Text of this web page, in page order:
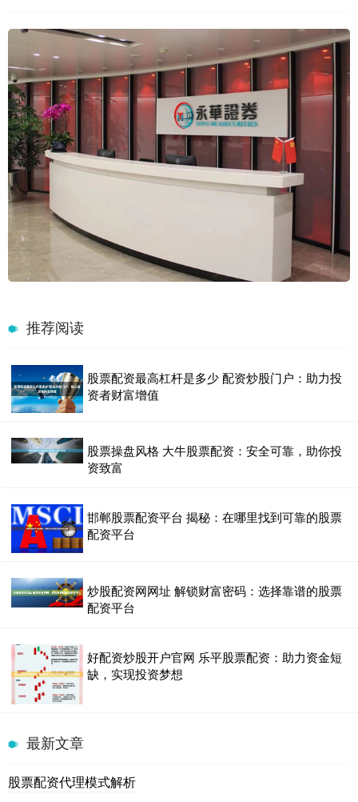
推荐阅读
股票配资最高杠杆是多少 配资炒股门户：助力投
资者财富增值
股票操盘风格 大牛股票配资：安全可靠，助你投
资致富
邯郸股票配资平台 揭秘：在哪里找到可靠的股票
配资平台
炒股配资网网址 解锁财富密码：选择靠谱的股票
配资平台
好配资炒股开户官网 乐平股票配资：助力资金短
缺，实现投资梦想
最新文章
股票配资代理模式解析